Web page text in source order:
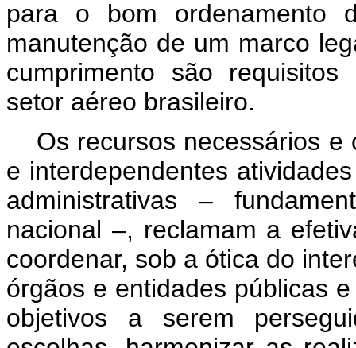
para o bom ordenamento
manutenção de um marco
cumprimento são
setor aéreo brasileiro.
Os recursos necessários
e interdependentes
administrativas –
nacional –, reclamam a
coordenar, sob a ótica do
órgãos e entidades públicas
objetivos a serem